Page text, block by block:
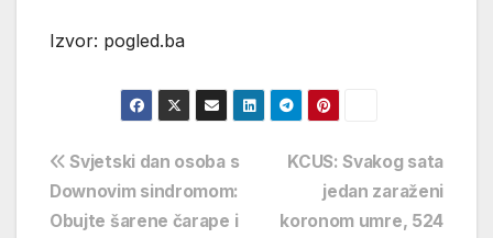
Izvor: pogled.ba
Navigacija
objava
KCUS: Svakog sata
jedan zaraženi
koronom umre, 524
Svjetski dan osoba s
Downovim sindromom:
Obujte šarene čarape i